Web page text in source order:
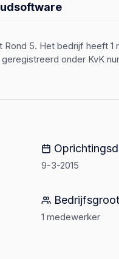
5. Het bedrijf heeft
onder KvK
9-3-2015
1 medewerker